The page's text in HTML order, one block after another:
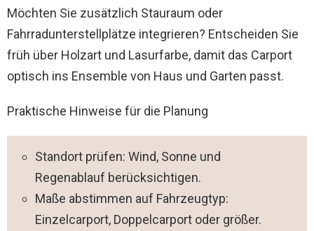
Möchten Sie zusätzlich Stauraum oder
Fahrradunterstellplätze integrieren? Entscheiden Sie
früh über Holzart und Lasurfarbe, damit das Carport
optisch ins Ensemble von Haus und Garten passt.
Praktische Hinweise für die Planung
Standort prüfen: Wind, Sonne und
Regenablauf berücksichtigen.
Maße abstimmen auf Fahrzeugtyp:
Einzelcarport, Doppelcarport oder größer.